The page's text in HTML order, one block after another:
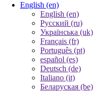
English (en)
English (en)
Русский (ru)
Українська (uk)
Français (fr)
Português (pt)
español (es)
Deutsch (de)
Italiano (it)
Беларуская (be)